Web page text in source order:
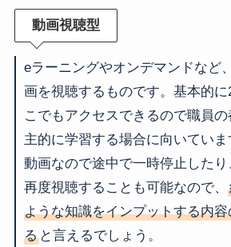
動画視聴型
eラーニングやオンデマンドなど
画を視聴するものです。基本的
こでもアクセスできるので職員
主的に学習する場合に向いていま
動画なので途中で一時停止したり
再度視聴することも可能なので、
ような知識をインプットする内
ると言えるでしょう。